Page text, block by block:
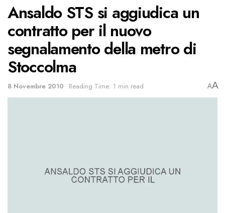
Ansaldo STS si aggiudica un
contratto per il nuovo
segnalamento della metro di
Stoccolma
8 Novembre 2010 Reading Time: 1 min read AA